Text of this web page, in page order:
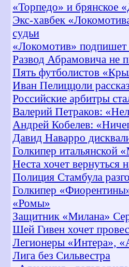
«Торпедо» и брянское
Экс-хавбек
судьи
«Локомотив» подпишет
Развод Абрамовича не
Пять футболистов
Иван Пелиццоли
Российские арбитры
Валерий Петраков:
Андрей Кобелев:
Давид Наварро
Голкипер итальянской
Неста хочет вернуться
Полиция Стамбула
Голкипер
«Ромы»
Защитник «Милана»
Шей Гивен хочет
Легионеры «Интера»,
Лига без Сильвестра